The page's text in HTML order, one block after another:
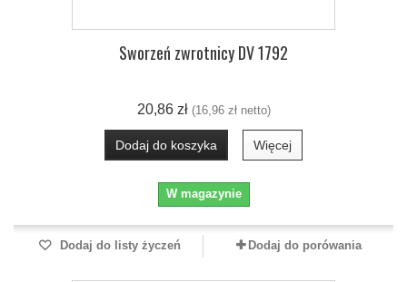
Sworzeń zwrotnicy DV 1792
20,86 zł(16,96 zł netto)
Dodaj do koszyka Więcej
W magazynie
Dodaj do listy życzeń Dodaj do porówania